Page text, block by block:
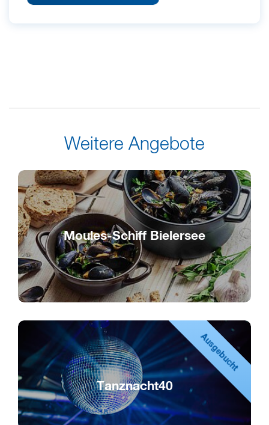
Weitere Angebote
Moules-Schiff Bielersee
Meeres-Delikatesse auf dem Bielersee
Ausgebucht
Tanznacht40
Die Party für alle über 40